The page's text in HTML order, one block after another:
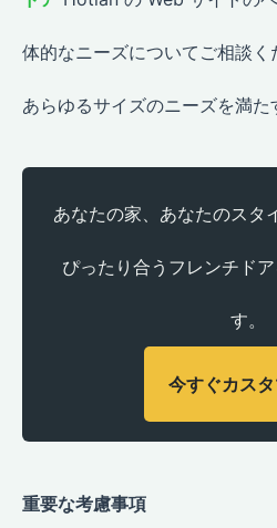
体的なニーズについてご相談
あらゆるサイズのニーズを満た
あなたの家、あなたのスタ
ぴったり合うフレンチド
す。
今すぐカス
重要な考慮事項